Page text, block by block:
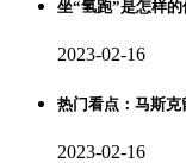
坐“氢跑”是怎样
2023-02-16
热门看点：马斯
2023-02-16